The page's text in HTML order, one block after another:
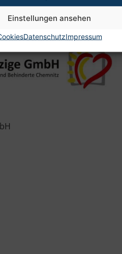
Einstellungen ansehen
DatenschutzImpressum